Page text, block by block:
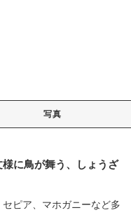
写真
に鳥が舞う、しょうざ
ピア、マホガニーなど多